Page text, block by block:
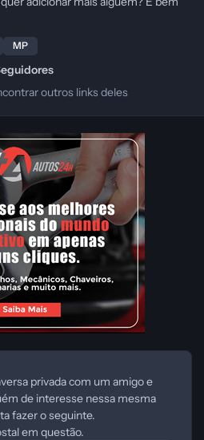
MP
outros links deles
privada com um amigo e
de interesse nessa mesma
fazer o seguinte.
em questão.